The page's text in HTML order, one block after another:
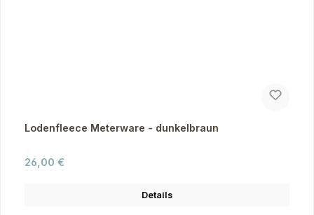
Lodenfleece Meterware - dunkelbraun
Regulärer Preis:
26,00 €
Details